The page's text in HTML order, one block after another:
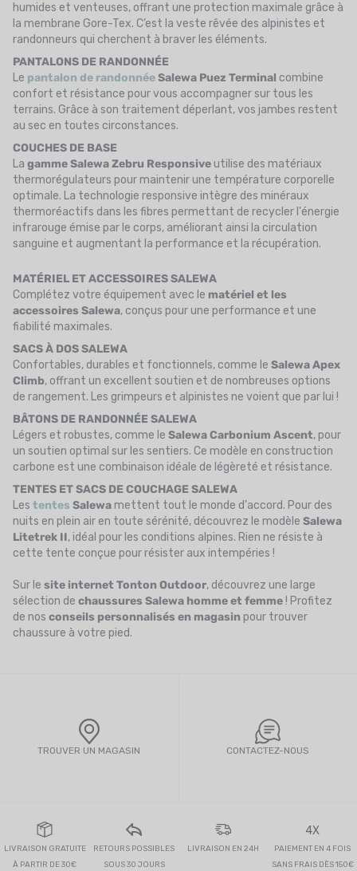
humides et venteuses, offrant une protection maximale grâce à
la membrane Gore-Tex. C’est la veste rêvée des alpinistes et
randonneurs qui cherchent à braver les éléments.
PANTALONS DE RANDONNÉE
Le pantalon de randonnéeSalewa Puez Terminal combine
confort et résistance pour vous accompagner sur tous les
terrains. Grâce à son traitement déperlant, vos jambes restent
au sec en toutes circonstances.
COUCHES DE BASE
La gamme Salewa Zebru Responsive utilise des matériaux
thermorégulateurs pour maintenir une température corporelle
optimale. La technologie responsive intègre des minéraux
thermoréactifs dans les fibres permettant de recycler l'énergie
infrarouge émise par le corps, améliorant ainsi la circulation
sanguine et augmentant la performance et la récupération.
MATÉRIEL ET ACCESSOIRES SALEWA
Complétez votre équipement avec le matériel et les
accessoires Salewa, conçus pour une performance et une
fiabilité maximales.
SACS À DOS SALEWA
Confortables, durables et fonctionnels, comme le Salewa Apex
Climb, offrant un excellent soutien et de nombreuses options
de rangement. Les grimpeurs et alpinistes ne voient que par lui !
BÂTONS DE RANDONNÉE SALEWA
Légers et robustes, comme le Salewa Carbonium Ascent, pour
un soutien optimal sur les sentiers. Ce modèle en construction
carbone est une combinaison idéale de légèreté et résistance.
TENTES ET SACS DE COUCHAGE SALEWA
Les tentes Salewa mettent tout le monde d'accord. Pour des
nuits en plein air en toute sérénité, découvrez le modèle Salewa
Litetrek II, idéal pour les conditions alpines. Rien ne résiste à
cette tente conçue pour résister aux intempéries !
Sur le site internet Tonton Outdoor, découvrez une large
sélection de chaussures Salewa homme et femme ! Profitez
de nos conseils personnalisés en magasin pour trouver
chaussure à votre pied.
TROUVER UN MAGASIN CONTACTEZ-NOUS
LIVRAISON GRATUITE
À PARTIR DE 30€
RETOURS POSSIBLES
SOUS 30 JOURS
LIVRAISON EN 24H
4X
PAIEMENT EN 4 FOIS
SANS FRAIS DÈS 150€